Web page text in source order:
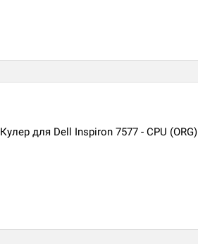
Кулер для Dell Inspiron 7577 - CPU (ORG)